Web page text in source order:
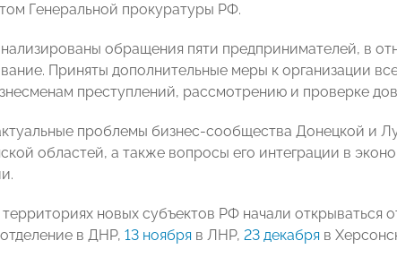
Генеральной прокуратуры РФ.
обращения пяти предпринимателей, в
Приняты дополнительные меры к организации
преступлений, рассмотрению и проверке
проблемы бизнес-сообщества Донецкой и
областей, а также вопросы его интеграции в
новых субъектов РФ начали открываться
в ДНР, 13 ноября в ЛНР, 23 декабря в